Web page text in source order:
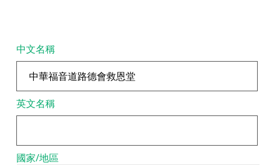
中文名稱
英文名稱
國家/地區